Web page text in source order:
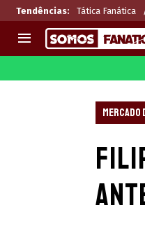
Tendências: Tática Fanática
CHAMPIONS LEAGUE
PREMIER LEAGUE
MERCADO